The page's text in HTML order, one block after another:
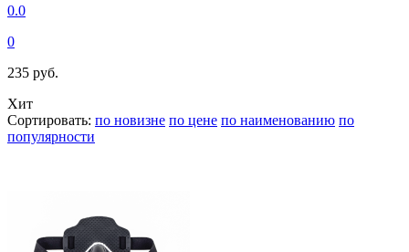
0.0
0
235 руб.
Хит
Сортировать: по новизне по цене по наименованию по
популярности